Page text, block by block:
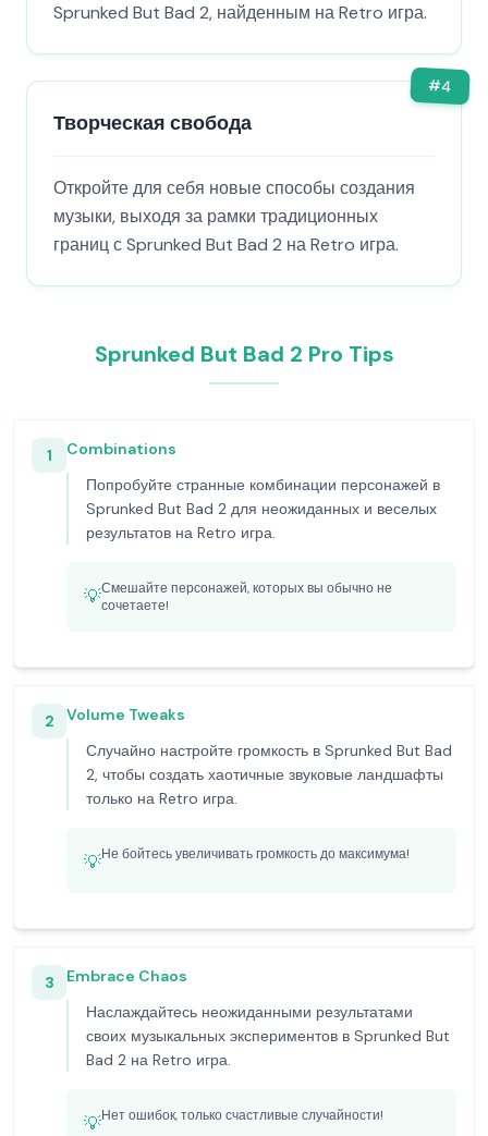
Sprunked But Bad 2, найденным на Retro игра.
#4
Творческая свобода
Откройте для себя новые способы создания
музыки, выходя за рамки традиционных
границ с Sprunked But Bad 2 на Retro игра.
Sprunked But Bad 2 Pro Tips
1
Combinations
Попробуйте странные комбинации персонажей в
Sprunked But Bad 2 для неожиданных и веселых
результатов на Retro игра.
💡Смешайте персонажей, которых вы обычно не
сочетаете!
2
Volume Tweaks
Случайно настройте громкость в Sprunked But Bad
2, чтобы создать хаотичные звуковые ландшафты
только на Retro игра.
💡Не бойтесь увеличивать громкость до максимума!
3
Embrace Chaos
Наслаждайтесь неожиданными результатами
своих музыкальных экспериментов в Sprunked But
Bad 2 на Retro игра.
💡Нет ошибок, только счастливые случайности!